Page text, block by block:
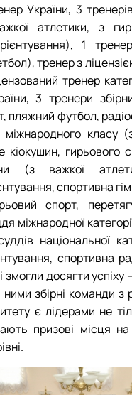
України, 3
атлетики, з
1
тренер з
тренер
3 тренери
пляжний футбол,
міжнародного класу
кіокушин, гирьового
(з важкої
спортивна
спорт,
міжнародної
національної
спортивна
змогли досягти
збірні команди з
є лідерами не
призові місця